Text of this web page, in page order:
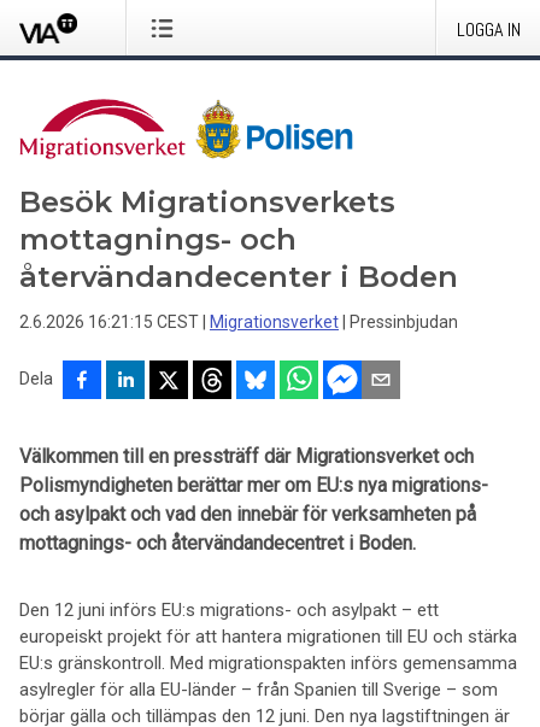
LOGGA IN
Besök Migrationsverkets
mottagnings- och
återvändandecenter i Boden
2.6.2026 16:21:15 CEST Migrationsverket Pressinbjudan
Dela
Välkommen till en pressträff där Migrationsverket och
Polismyndigheten berättar mer om EU:s nya migrations-
och asylpakt och vad den innebär för verksamheten på
mottagnings- och återvändandecentret i Boden.
Den 12 juni införs EU:s migrations- och asylpakt – ett
europeiskt projekt för att hantera migrationen till EU och stärka
EU:s gränskontroll. Med migrationspakten införs gemensamma
asylregler för alla EU-länder – från Spanien till Sverige – som
börjar gälla och tillämpas den 12 juni. Den nya lagstiftningen är